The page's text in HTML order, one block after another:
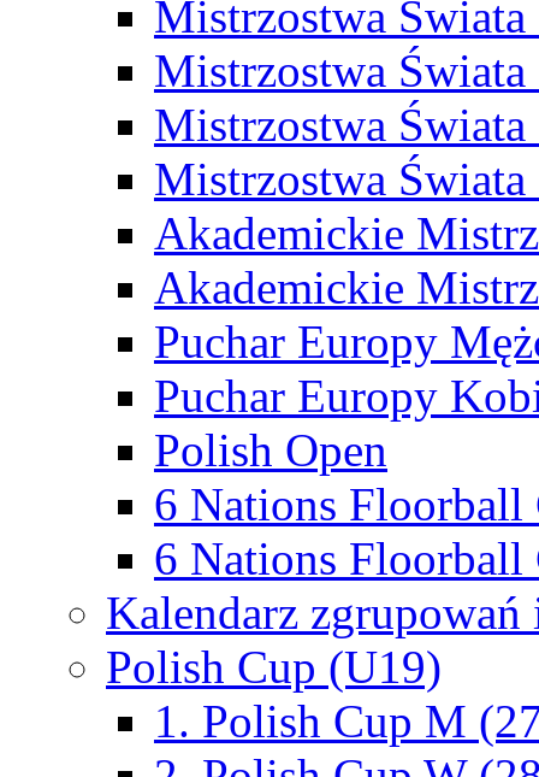
Mistrzostwa
Mistrzostwa
Mistrzostwa
Mistrzostwa
Akademickie
Akademickie
Puchar Europy
Puchar Europy
Polish Open
6 Nations Floorball
6 Nations Floorball
Kalendarz
Polish Cup (U19)
1. Polish Cup M